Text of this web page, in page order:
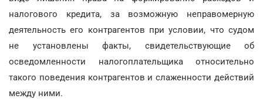
налогового кредита, за возможную неправомерную
деятельность его контрагентов при условии, что судом
не установлены факты, свидетельствующие об
осведомленности налогоплательщика относительно
такого поведения контрагентов и слаженности действий
между ними.